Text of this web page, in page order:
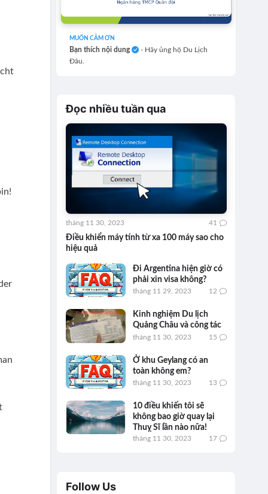
MUỐN CẢM ƠN
Bạn thích nội dung
- Hãy ủng hộ Du Lịch
Đâu.
Đọc nhiều tuần qua
Điều khiển máy tính từ xa 100 máy sao cho
hiệu quả
tháng 11 30, 2023 41
Đi Argentina hiện giờ có
phải xin visa không?
tháng 11 29, 2023 12
Kinh nghiệm Du lịch
Quảng Châu và công tác
tháng 11 30, 2023 15
Ở khu Geylang có an
toàn không em?
tháng 11 30, 2023 13
10 điều khiến tôi sẽ
không bao giờ quay lại
Thuỵ Sĩ lần nào nữa!
tháng 11 30, 2023 17
Follow Us